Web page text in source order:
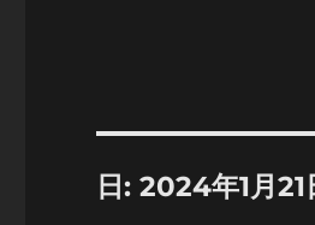
日:2024年1月21